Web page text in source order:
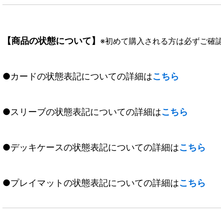
【商品の状態について】 ※初めて購入される方は必ずご確
●カードの状態表記についての詳細はこちら
●スリーブの状態表記についての詳細はこちら
●デッキケースの状態表記についての詳細はこちら
●プレイマットの状態表記についての詳細はこちら